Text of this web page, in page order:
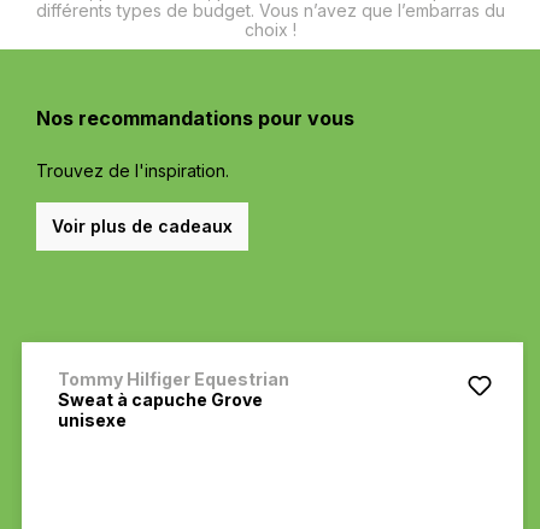
différents types de budget. Vous n’avez que l’embarras du
choix !
Nos recommandations pour vous
Trouvez de l'inspiration.
Voir plus de cadeaux
Tommy Hilfiger Equestrian
Sweat à capuche Grove
unisexe